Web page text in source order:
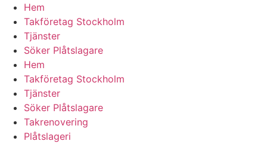
Hem
Takföretag Stockholm
Tjänster
Söker Plåtslagare
Hem
Takföretag Stockholm
Tjänster
Söker Plåtslagare
Takrenovering
Plåtslageri